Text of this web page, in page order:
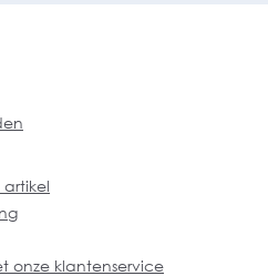
artikel
onze klantenservice